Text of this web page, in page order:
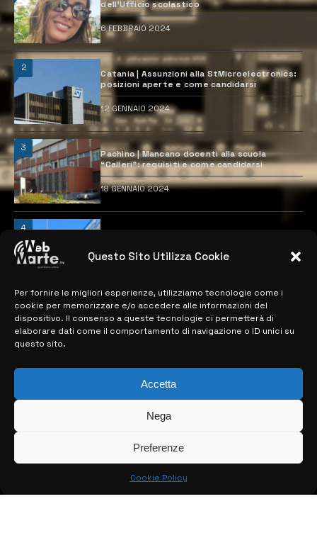
Questo Sito Utilizza Cookie
Per fornire le migliori esperienze, utilizziamo tecnologie come i
cookie per memorizzare e/o accedere alle informazioni del
dispositivo. Il consenso a queste tecnologie ci permetterà di
elaborare dati come il comportamento di navigazione o ID unici su
questo sito.
Accetta
Nega
Preferenze
Cookie Policy
dell’Ufficio scolastico
6 FEBBRAIO 2024
2
Catania | Assunzioni alla StMicroelectronics:
posizioni aperte e come candidarsi
12 GENNAIO 2024
3
Pachino | Mancano docenti alla scuola
“Calleri”: requisiti e come candidarsi
18 GENNAIO 2024
4
previste
MAPPA DEL SITO